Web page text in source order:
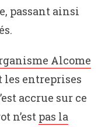
passant ainsi
Alcome
entreprises
accrue sur ce
n’est pas la